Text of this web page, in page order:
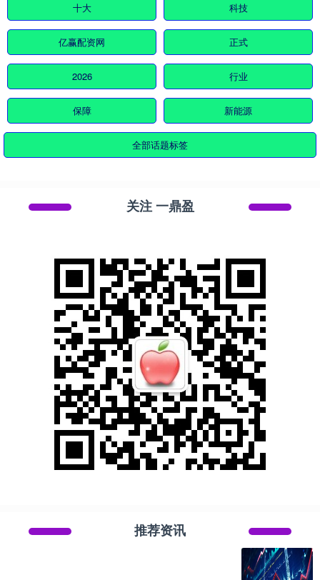
十大 科技
亿赢配资网 正式
2026 行业
保障 新能源
全部话题标签
关注 一鼎盈
推荐资讯